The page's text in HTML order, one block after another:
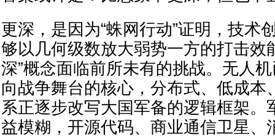
更深，是因为“蛛网行动”证明，技术
够以几何级数放大弱势一方的打击效
深”概念面临前所未有的挑战。无人
向战争舞台的核心，分布式、低成本
系正逐步改写大国军备的逻辑框架。
益模糊，开源代码、商业通信卫星、